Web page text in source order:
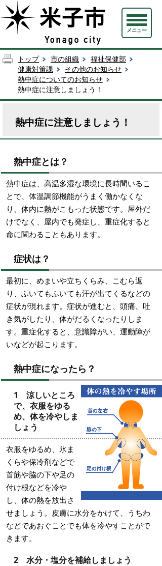
メニュー
トップ 市の組織
福祉保健部
健康対策課
その他のお知らせ
熱中症についてのお知らせ
熱中症に注意しましょう！
熱中症に注意しましょう！
熱中症とは？
熱中症は、高温多湿な環境に長時間いるこ
とで、体温調節機能がうまく働かなくな
り、体内に熱がこもった状態です。屋外だ
けでなく、屋内でも発症し、重症化すると
命に関わることもあります。
症状は？
最初に、めまいや立ちくらみ、こむら返
り、ふいてもふいても汗が出てくるなどの
症状が現れます。症状が進むと、頭痛、吐
き気がしたり、体がだるくなったりしま
す。重症化すると、意識障がい、運動障が
いなどが起こります。
熱中症になったら？
1 涼しいところ
で、衣服をゆる
め、体を冷やしま
しょう
衣服をゆるめ、氷ま
くらや保冷剤などで
首筋や脇の下や足の
付け根などを冷や
し、体の熱を放出さ
せましょう。皮膚に水分をかけて、うちわ
などであおぐことでも体を冷やすことがで
きます。
2 水分・塩分を補給しましょう